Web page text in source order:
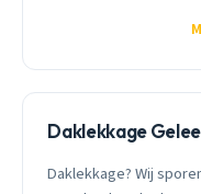
Daklekkage
Daklekkage? Wij